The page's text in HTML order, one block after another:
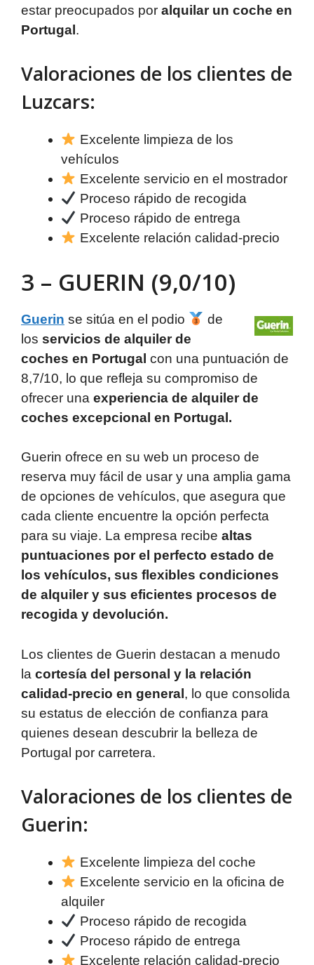
estar preocupados por alquilar un coche en
Portugal.
Valoraciones de los clientes de
Luzcars:
Excelente limpieza de los
vehículos
Excelente servicio en el mostrador
Proceso rápido de recogida
Proceso rápido de entrega
Excelente relación calidad-precio
3 – GUERIN (9,0/10)
Guerin se sitúa en el podio
de
los servicios de alquiler de
coches en Portugal con una puntuación de
8,7/10, lo que refleja su compromiso de
ofrecer una experiencia de alquiler de
coches excepcional en Portugal.
Guerin ofrece en su web un proceso de
reserva muy fácil de usar y una amplia gama
de opciones de vehículos, que asegura que
cada cliente encuentre la opción perfecta
para su viaje. La empresa recibe altas
puntuaciones por el perfecto estado de
los vehículos, sus flexibles condiciones
de alquiler y sus eficientes procesos de
recogida y devolución.
Los clientes de Guerin destacan a menudo
la cortesía del personal y la relación
calidad-precio en general, lo que consolida
su estatus de elección de confianza para
quienes desean descubrir la belleza de
Portugal por carretera.
Valoraciones de los clientes de
Guerin:
Excelente limpieza del coche
Excelente servicio en la oficina de
alquiler
Proceso rápido de recogida
Proceso rápido de entrega
Excelente relación calidad-precio